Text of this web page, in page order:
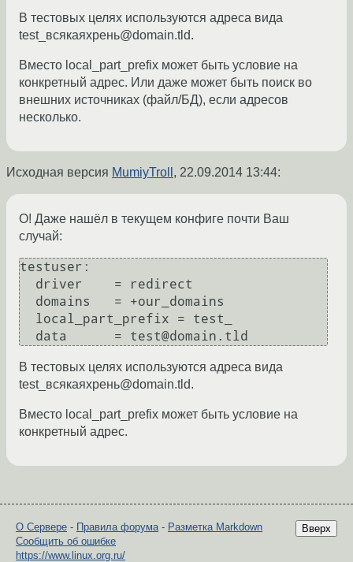
В тестовых целях используются адреса вида
test_всякаяхрень@domain.tld.
Вместо local_part_prefix может быть условие на
конкретный адрес. Или даже может быть поиск во
внешних источниках (файл/БД), если адресов
несколько.
Исходная версия MumiyTroll , 22.09.2014 13:44:
О! Даже нашёл в текущем конфиге почти Ваш
случай:
testuser:
В тестовых целях используются адреса вида
test_всякаяхрень@domain.tld.
Вместо local_part_prefix может быть условие на
конкретный адрес.
Вверх
О Сервере - Правила форума- Разметка Markdown
Сообщить об ошибке
https://www.linux.org.ru/